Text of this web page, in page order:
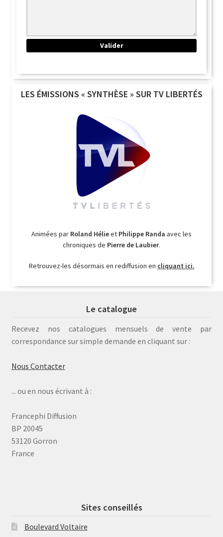
LES ÉMISSIONS « SYNTHÈSE » SUR TV LIBERTÉS
Animées par Roland Hélieet Philippe Randa avec les
chroniques de Pierre de Laubier.
Retrouvez-les désormais en rediffusion en cliquant ici.
Le catalogue
Recevez nos catalogues mensuels de vente par
correspondance sur simple demande en cliquant sur :
Nous Contacter
... ou en nous écrivant à :
Francephi Diffusion
BP 20045
53120 Gorron
France
Sites conseillés
Boulevard Voltaire